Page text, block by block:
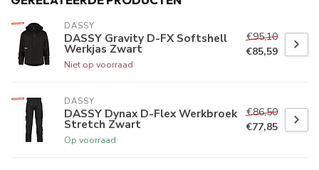
DASSY
DASSY Gravity D-FX Softshell
Werkjas Zwart
Niet op voorraad
€95,10
€85,59
DASSY
DASSY Dynax D-Flex Werkbroek
Stretch Zwart
Op voorraad
€86,50
€77,85